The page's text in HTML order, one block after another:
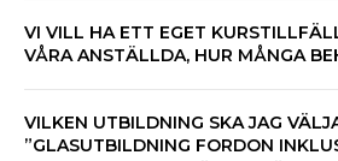
VI VILL HA ETT EGET
VÅRA ANSTÄLLDA, HUR MÅNGA
VILKEN UTBILDNING SKA JAG
”GLASUTBILDNING FORDON